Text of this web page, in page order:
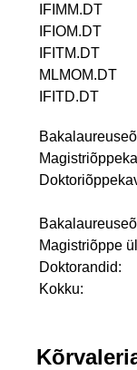
IFIMM.DT
IFIOM.DT
IFITM.DT
MLMOM.DT
IFITD.DT
Magistriõppe
Doktorandid:
Kokku: